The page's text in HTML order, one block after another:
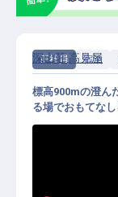
正社員 宿泊
深山荘 高見屋
標高900mの澄ん
る場でおもてな